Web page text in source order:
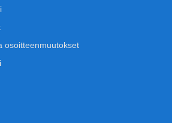
osoitteenmuutokset